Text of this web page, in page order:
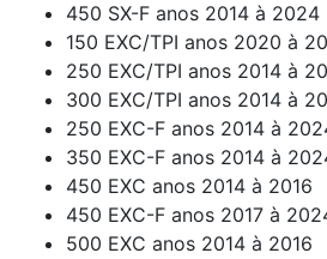
450 SX-F anos 2014 à 2024
150 EXC/TPI anos 2020 à
250 EXC/TPI anos 2014 à
300 EXC/TPI anos 2014 à
250 EXC-F anos 2014 à
350 EXC-F anos 2014 à
450 EXC anos 2014 à 2016
450 EXC-F anos 2017 à
500 EXC anos 2014 à 2016